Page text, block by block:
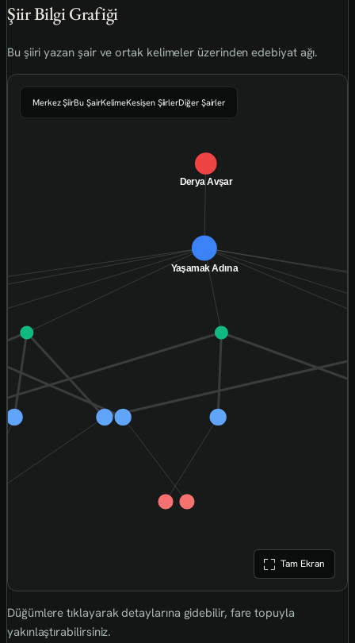
Şiir Bilgi Grafiği
Bu şiiri yazan şair ve ortak kelimeler üzerinden edebiyat ağı.
Tam Ekran
Merkez ŞiirBu ŞairKelimeKesişen ŞiirlerDiğer Şairler
Düğümlere tıklayarak detaylarına gidebilir, fare topuyla
yakınlaştırabilirsiniz.